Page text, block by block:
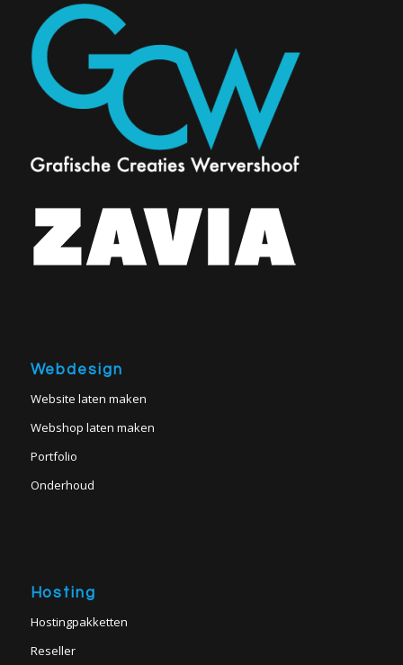
Webdesign
Website laten maken
Webshop laten maken
Portfolio
Onderhoud
Hosting
Hostingpakketten
Reseller